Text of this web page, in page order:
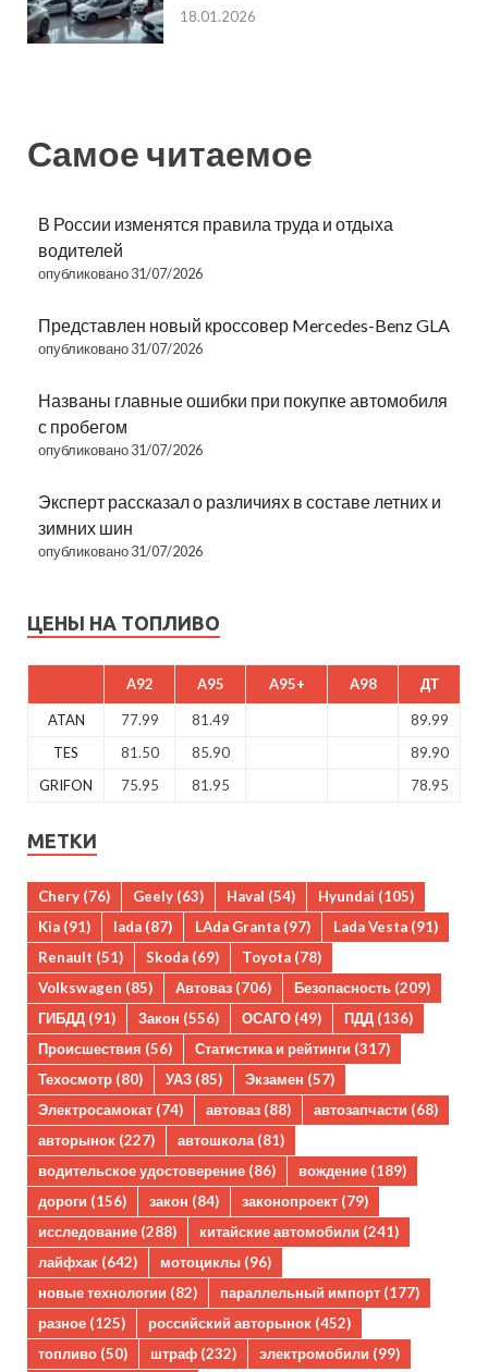
18.01.2026
Самое читаемое
В России изменятся правила труда и отдыха
водителей
опубликовано 31/07/2026
Представлен новый кроссовер Mercedes-Benz GLA
опубликовано 31/07/2026
Названы главные ошибки при покупке автомобиля
с пробегом
опубликовано 31/07/2026
Эксперт рассказал о различиях в составе летних и
зимних шин
опубликовано 31/07/2026
ЦЕНЫ НА ТОПЛИВО
A92 A95 A95+ A98 ДТ
ATAN 77.99 81.49
89.99
TES
81.50 85.90
89.90
GRIFON
75.95 81.95 78.95
МЕТКИ
Chery (76) Geely (63) Haval (54) Hyundai (105)
Kia (91) lada (87) LAda Granta (97) Lada Vesta (91)
Renault (51) Skoda (69) Toyota (78)
Volkswagen (85) Автоваз (706) Безопасность (209)
ГИБДД (91) Закон (556) ОСАГО (49) ПДД (136)
Происшествия (56) Статистика и рейтинги (317)
Техосмотр (80) УАЗ (85) Экзамен (57)
Электросамокат (74) автоваз (88) автозапчасти (68)
авторынок (227) автошкола(81)
водительское удостоверение (86) вождение (189)
дороги (156) закон (84) законопроект (79)
исследование (288) китайские автомобили (241)
лайфхак (642) мотоциклы (96)
новые технологии (82) параллельный импорт (177)
разное (125) российский авторынок (452)
топливо (50) штраф (232) электромобили (99)